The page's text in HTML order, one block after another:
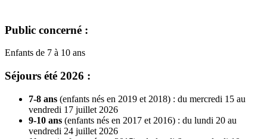
Public concerné :
Enfants de 7 à 10 ans
Séjours été 2026 :
7-8 ans (enfants nés en 2019 et 2018) : du mercredi 15 au
vendredi 17 juillet 2026
9-10 ans (enfants nés en 2017 et 2016) : du lundi 20 au
vendredi 24 juillet 2026